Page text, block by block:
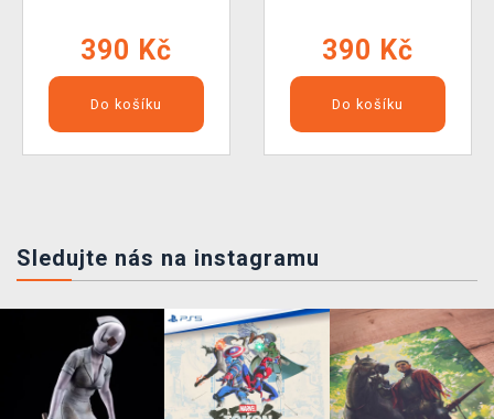
390 Kč
Do košíku
390 Kč
Do košíku
Sledujte nás na instagramu